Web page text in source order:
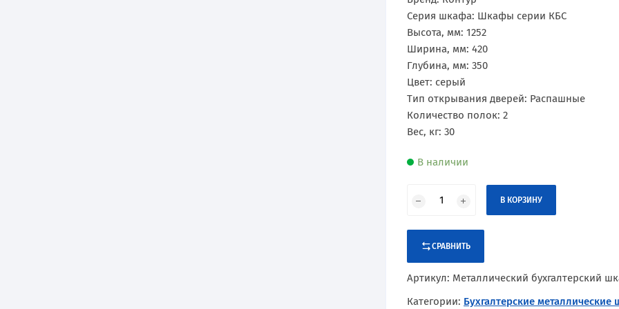
Сертификаты Оборудование и оснащение
Серия шкафа: Шкафы серии КБС
Высота, мм: 1252
Ширина, мм: 420
Глубина, мм: 350
Цвет: серый
Тип открывания дверей: Распашные
Количество полок: 2
Вес, кг: 30
В наличии
В КОРЗИНУ
СРАВНИТЬ
Артикул: Металлический бухгалтерский
Категории: Бухгалтерские